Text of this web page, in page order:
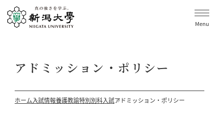
Menu
アドミッション・ポリシー
ホーム入試情報養護教諭特別別科入試アドミッション・ポリシー